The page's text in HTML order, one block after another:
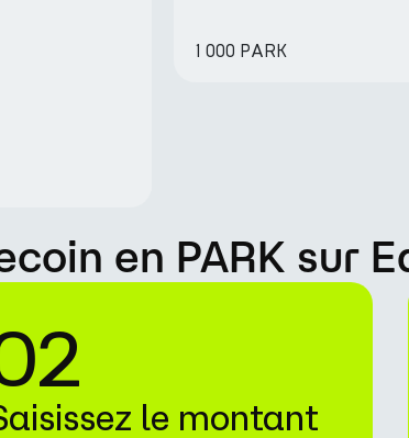
1 000 PARK
en PARK sur
le montant